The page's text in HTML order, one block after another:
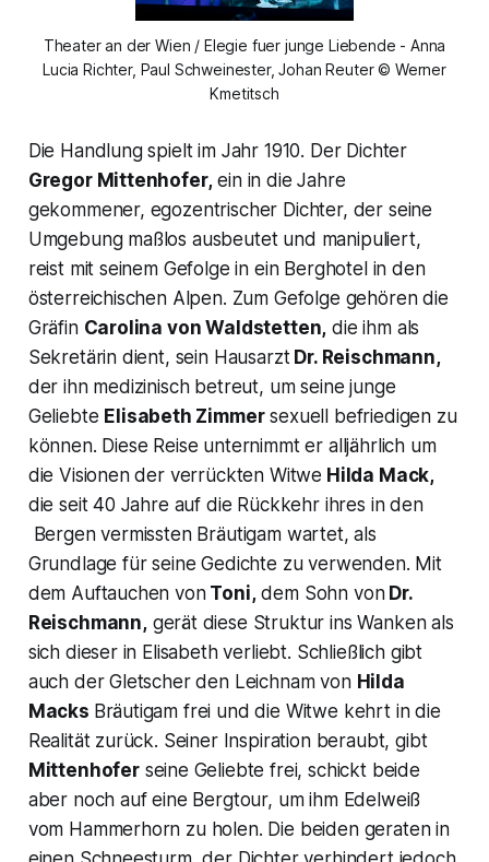
Theater an der Wien / Elegie fuer junge Liebende - Anna
Lucia Richter, Paul Schweinester, Johan Reuter © Werner
Kmetitsch
Die Handlung spielt im Jahr 1910. Der Dichter
Gregor Mittenhofer,ein in die Jahre
gekommener, egozentrischer Dichter, der seine
Umgebung maßlos ausbeutet und manipuliert,
reist mit seinem Gefolge in ein Berghotel in den
österreichischen Alpen. Zum Gefolge gehören die
Gräfin Carolina von Waldstetten, die ihm als
Sekretärin dient, sein HausarztDr. Reischmann,
der ihn medizinisch betreut, um seine junge
Geliebte Elisabeth Zimmer sexuell befriedigen zu
können. Diese Reise unternimmt er alljährlich um
die Visionen der verrückten Witwe Hilda Mack,
die seit 40 Jahre auf die Rückkehr ihres in den
Bergen vermissten Bräutigam wartet, als
Grundlage für seine Gedichte zu verwenden. Mit
dem Auftauchen vonToni,dem Sohn vonDr.
Reischmann, gerät diese Struktur ins Wanken als
sich dieser in Elisabeth verliebt. Schließlich gibt
auch der Gletscher den Leichnam von Hilda
Macks Bräutigam frei und die Witwe kehrt in die
Realität zurück. Seiner Inspiration beraubt, gibt
Mittenhofer seine Geliebte frei, schickt beide
aber noch auf eine Bergtour, um ihm Edelweiß
vom Hammerhorn zu holen. Die beiden geraten in